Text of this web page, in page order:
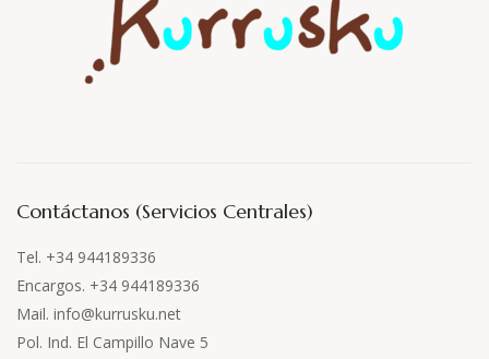
Contáctanos (Servicios Centrales)
Tel. +34 944189336
Encargos. +34 944189336
Mail. info@kurrusku.net
Pol. Ind. El Campillo Nave 5